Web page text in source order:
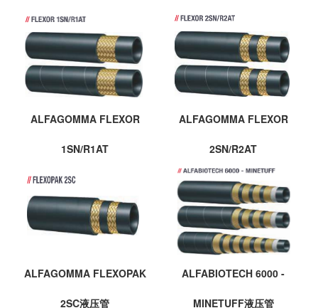
ALFAGOMMA FLEXOR
1SN/R1AT
ALFAGOMMA FLEXOR
2SN/R2AT
ALFAGOMMA FLEXOPAK
2SC液压管
ALFABIOTECH 6000 -
MINETUFF液压管